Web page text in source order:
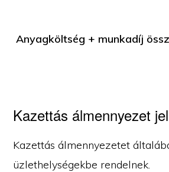
Anyagköltség + munkadíj
Kazettás álmennyezet
Kazettás álmennyezetet
üzlethelységekbe rendelnek.